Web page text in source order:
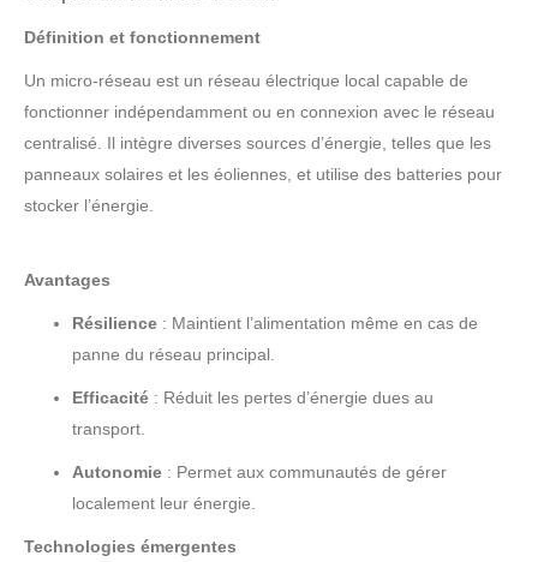
Définition et fonctionnement
Un micro-réseau est un réseau électrique local capable de
fonctionner indépendamment ou en connexion avec le réseau
centralisé. Il intègre diverses sources d’énergie, telles que les
panneaux solaires et les éoliennes, et utilise des batteries pour
stocker l’énergie.
Avantages
Résilience : Maintient l’alimentation même en cas de
panne du réseau principal.
Efficacité : Réduit les pertes d’énergie dues au
transport.
Autonomie : Permet aux communautés de gérer
localement leur énergie.
Technologies émergentes